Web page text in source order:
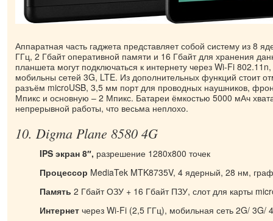
Аппаратная часть гаджета представляет собой систему из 8
ГГц, 2 Гбайт оперативной памяти и 16 Гбайт для хранения
планшета могут подключаться к интернету через Wi-Fi
мобильны сетей 3G, LTE. Из дополнительных функций стоит
разъём microUSB, 3,5 мм порт для проводных наушников,
Мпикс и основную – 2 Мпикс. Батареи ёмкостью 5000 мАч
непрерывной работы, что весьма неплохо.
10. Digma Plane 8580 4G
IPS экран 8″, разрешение 1280x800 точек
Процессор MediaTek MTK8735V, 4 ядерный, 28 нм,
Память 2 Гбайт ОЗУ + 16 Гбайт ПЗУ, слот для карты
Интернет через Wi-Fi (2,5 ГГц), мобильная сеть 2G/ 3G/